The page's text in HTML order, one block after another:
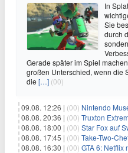
In
Sie
durch
Gerade später im Spiel
großen Unterschied, wenn die
die […] (00)
09.08. 12:26 | (00) Nintendo
08.08. 20:36 | (00) Truxton Extreme im
08.08. 18:00 | (00) Star Fox auf
08.08. 17:45 | (00) Take-Two-Chef
08.08. 16:30 | (00) GTA 6: Netflix nennt